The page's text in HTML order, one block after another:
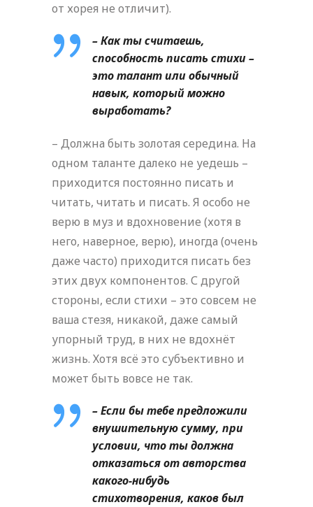
от хорея не отличит).
– Как ты считаешь,
способность писать стихи –
это талант или обычный
навык, который можно
выработать?
– Должна быть золотая середина. На
одном таланте далеко не уедешь –
приходится постоянно писать и
читать, читать и писать. Я особо не
верю в муз и вдохновение (хотя в
него, наверное, верю), иногда (очень
даже часто) приходится писать без
этих двух компонентов. С другой
стороны, если стихи – это совсем не
ваша стезя, никакой, даже самый
упорный труд, в них не вдохнёт
жизнь. Хотя всё это субъективно и
может быть вовсе не так.
– Если бы тебе предложили
внушительную сумму, при
условии, что ты должна
отказаться от авторства
какого-нибудь
стихотворения, каков был